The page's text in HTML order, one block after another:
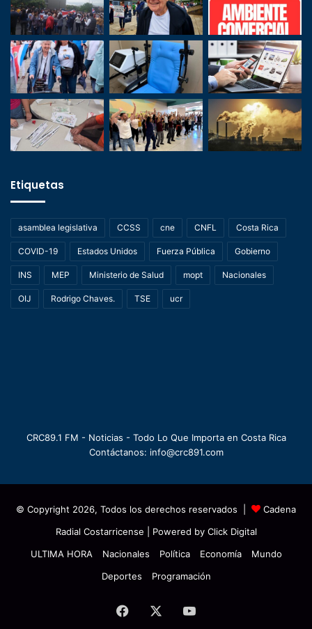
Etiquetas
asamblea legislativa CCSS cne CNFL Costa Rica
COVID-19 Estados Unidos Fuerza Pública Gobierno
INS MEP Ministerio de Salud mopt Nacionales
OIJ Rodrigo Chaves. TSE ucr
CRC89.1 FM - Noticias - Todo Lo Que Importa en Costa Rica
Contáctanos: info@crc891.com
© Copyright 2026, Todos los derechos reservados |
Cadena
Radial Costarricense | Powered by Click Digital
ULTIMA HORA
Nacionales Política Economía
Mundo
Deportes
Programación
Facebook